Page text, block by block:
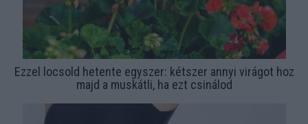
Ezzel locsold hetente egyszer: kétszer annyi virágot hoz
majd a muskátli, ha ezt csinálod